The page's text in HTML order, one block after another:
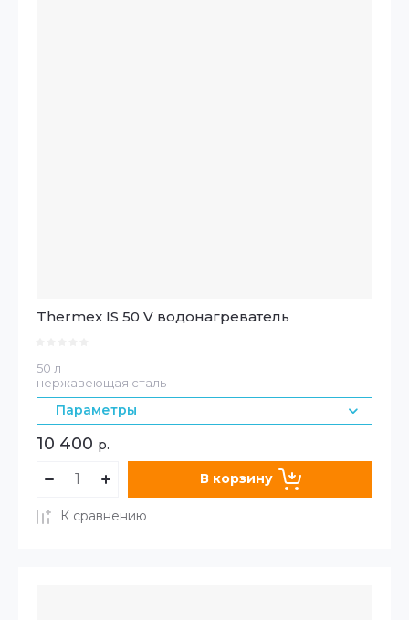
Thermex IS 50 V водонагреватель
50 л
нержавеющая сталь
Параметры
10 400 р.
В корзину
К сравнению